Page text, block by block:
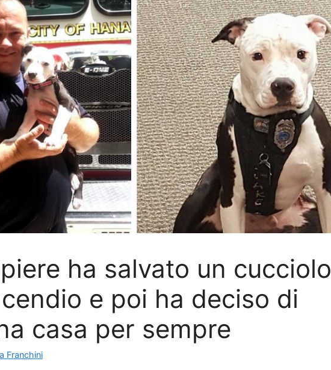
ha salvato un cucciolo
e poi ha deciso di
casa per sempre
Franchini